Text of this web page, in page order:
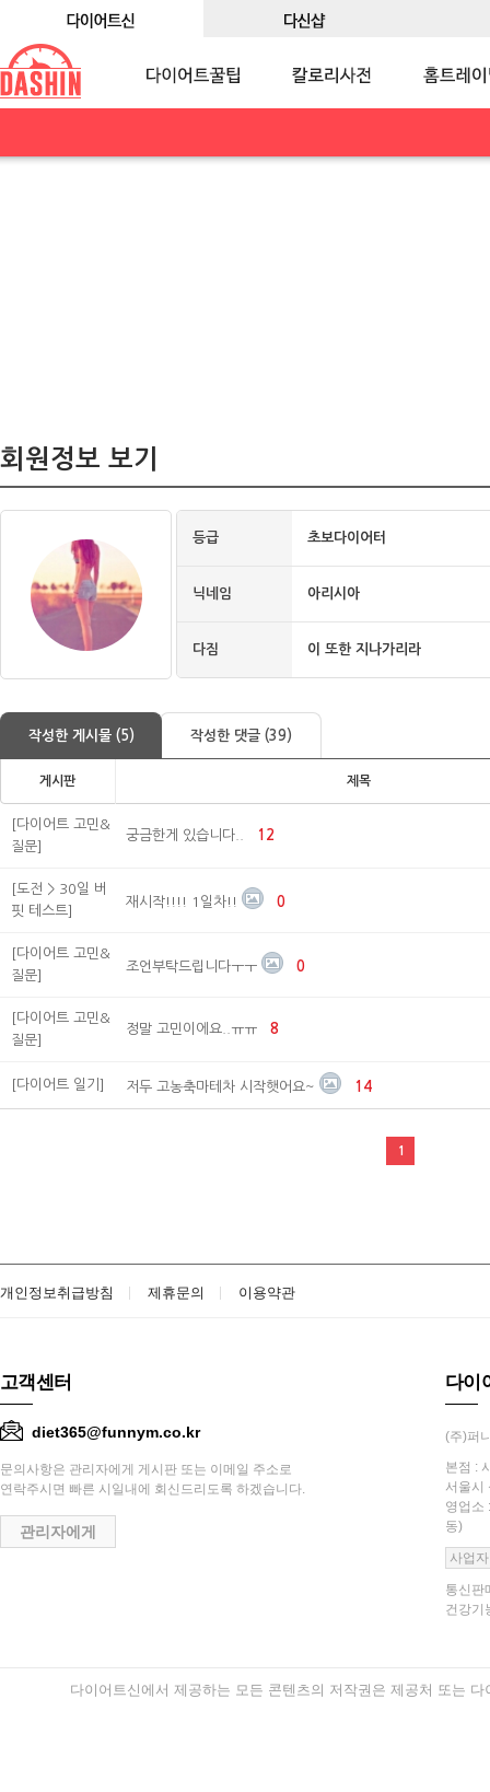
회원정보 보기
등급 초보다이어터
닉네임 아리시아
다짐 이 또한 지나가리라
작성한 게시물 (5) 작성한 댓글 (39)
게시판 제목
[다이어트 고민&
질문]
궁금한게 있습니다.. 12
[도전 > 30일 버
핏 테스트]
재시작!!!! 1일차!! 0
[다이어트 고민&
질문]
조언부탁드립니다ㅜㅜ 0
[다이어트 고민&
질문]
정말 고민이에요..ㅠㅠ 8
[다이어트 일기] 저두 고농축마테차 시작햇어요~ 14
1
개인정보취급방침 제휴문의 이용약관
고객센터
diet365@funnym.co.kr
문의사항은 관리자에게 게시판 또는 이메일 주소로
연락주시면 빠른 시일내에 회신드리도록 하겠습니다.
관리자에게
다이
(주)퍼
본점 :
서울시
영업소
동)
사업
통신판
건강기
다이어트신에서 제공하는 모든 콘텐츠의 저작권은 제공처 또는